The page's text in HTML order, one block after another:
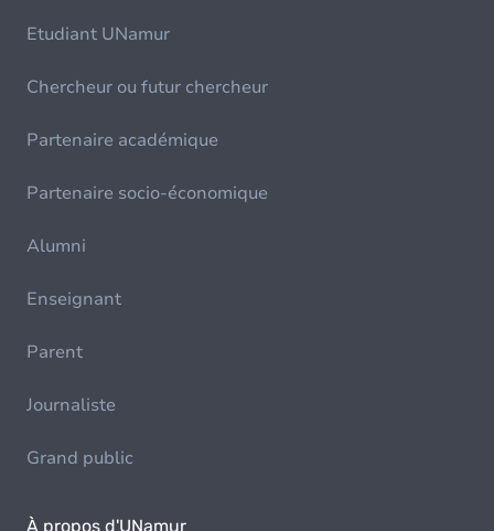
Etudiant UNamur
Chercheur ou futur chercheur
Partenaire académique
Partenaire socio-économique
Alumni
Enseignant
Parent
Journaliste
Grand public
À propos d'UNamur